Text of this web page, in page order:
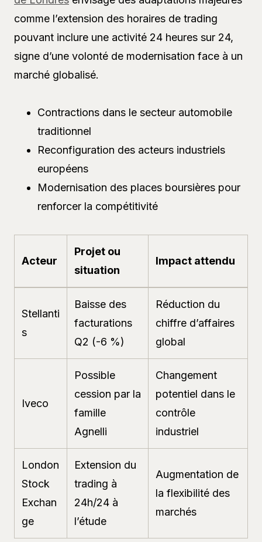
comme l’extension des horaires de trading
pouvant inclure une activité 24 heures sur 24,
signe d’une volonté de modernisation face à un
marché globalisé.
Contractions dans le secteur automobile
traditionnel
Reconfiguration des acteurs industriels
européens
Modernisation des places boursières pour
renforcer la compétitivité
Acteur
Projet ou
situation
Impact attendu
Stellanti
s
Baisse des
facturations
Q2 (-6 %)
Réduction du
chiffre d’affaires
global
Iveco
Possible
cession par la
famille
Agnelli
Changement
potentiel dans le
contrôle
industriel
London
Stock
Exchan
ge
Extension du
trading à
24h/24 à
l’étude
Augmentation de
la flexibilité des
marchés